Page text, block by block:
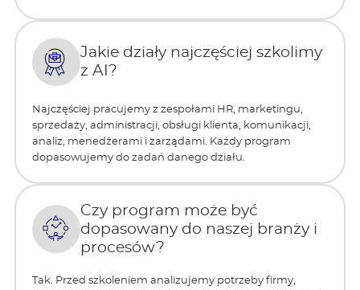
Jakie działy najczęściej szkolimy
z AI?
Najczęściej pracujemy z zespołami HR, marketingu,
sprzedaży, administracji, obsługi klienta, komunikacji,
analiz, menedżerami i zarządami. Każdy program
dopasowujemy do zadań danego działu.
Czy program może być
dopasowany do naszej branży i
procesów?
Tak. Przed szkoleniem analizujemy potrzeby firmy,